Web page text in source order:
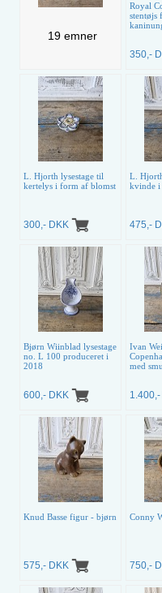
19 emner
Royal
stentøjs
350,-
L. Hjorth lysestage til
kertelys i form af blomst
300,- DKK
L.
kvinde i
475,-
Bjørn Wiinblad lysestage
no. L 100 produceret i
2018
600,- DKK
Ivan
med
Knud Basse figur - bjørn
575,- DKK
Conny
750,-